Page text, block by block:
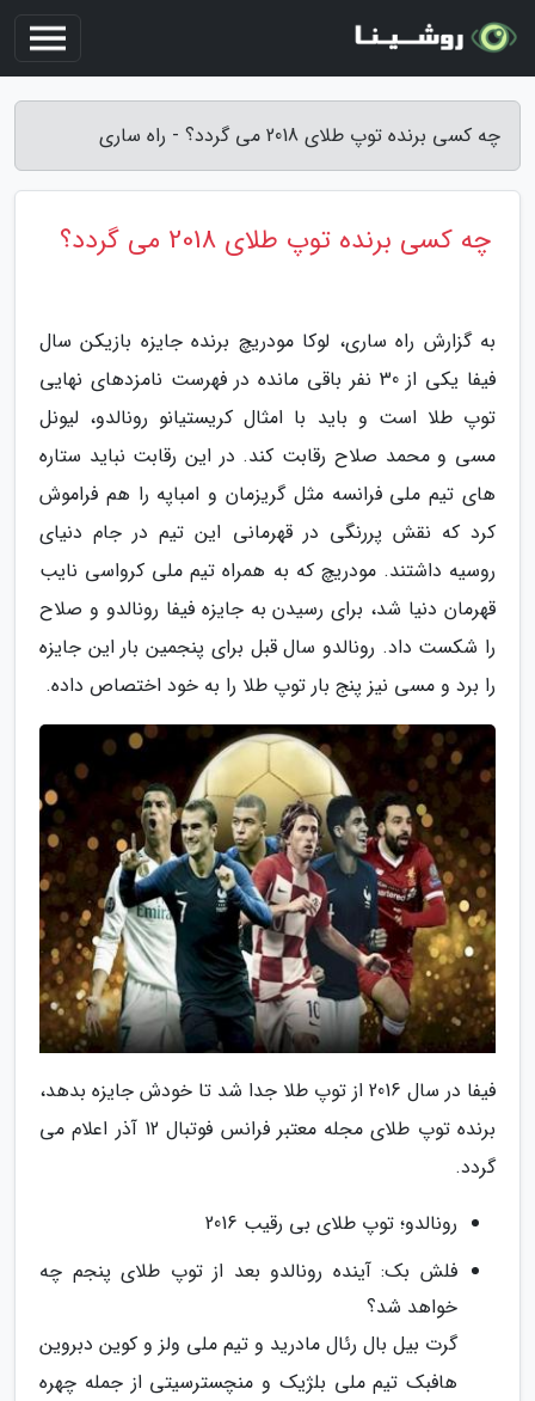
چه کسی برنده توپ طلای 2018 می گردد؟ - راه ساری
چه کسی برنده توپ طلای 2018 می گردد؟
به گزارش راه ساری، لوکا مودریچ برنده جایزه بازیکن سال
فیفا یکی از 30 نفر باقی مانده در فهرست نامزدهای نهایی
توپ طلا است و باید با امثال کریستیانو رونالدو، لیونل
مسی و محمد صلاح رقابت کند. در این رقابت نباید ستاره
های تیم ملی فرانسه مثل گریزمان و امباپه را هم فراموش
کرد که نقش پررنگی در قهرمانی این تیم در جام دنیای
روسیه داشتند. مودریچ که به همراه تیم ملی کرواسی نایب
قهرمان دنیا شد، برای رسیدن به جایزه فیفا رونالدو و صلاح
را شکست داد. رونالدو سال قبل برای پنجمین بار این جایزه
را برد و مسی نیز پنج بار توپ طلا را به خود اختصاص داده.
فیفا در سال 2016 از توپ طلا جدا شد تا خودش جایزه بدهد،
برنده توپ طلای مجله معتبر فرانس فوتبال 12 آذر اعلام می
گردد.
رونالدو؛ توپ طلای بی رقیب 2016
فلش بک: آینده رونالدو بعد از توپ طلای پنجم چه
خواهد شد؟
گرت بیل بال رئال مادرید و تیم ملی ولز و کوین دبروین
هافبک تیم ملی بلژیک و منچسترسیتی از جمله چهره